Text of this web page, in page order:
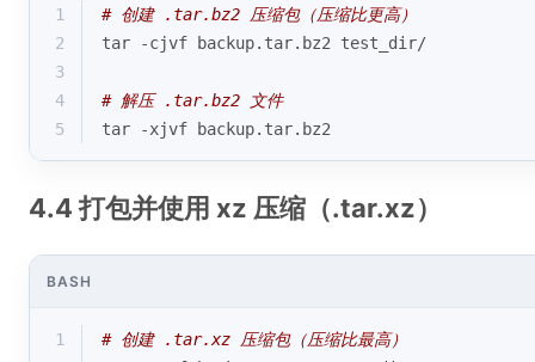
1
# 创建 .tar.bz2 压缩包（压缩比更高）
2
tar -cjvf backup.tar.bz2 test_dir/
3
4
# 解压 .tar.bz2 文件
5
tar -xjvf backup.tar.bz2
4.4 打包并使用 xz 压缩（.tar.xz）
BASH
1
# 创建 .tar.xz 压缩包（压缩比最高）